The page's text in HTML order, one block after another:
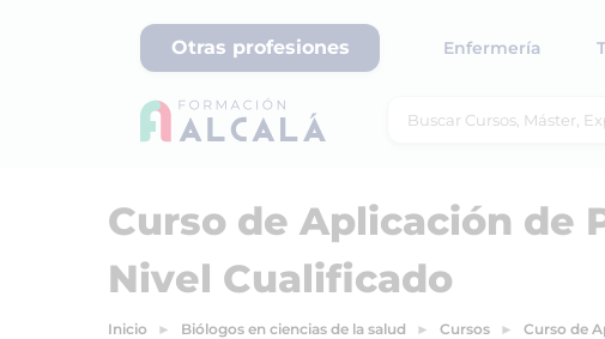
Otras profesiones Enfermería
Curso de Aplicación de
Nivel Cualificado
Inicio Biólogos en ciencias de la salud Cursos Curso de